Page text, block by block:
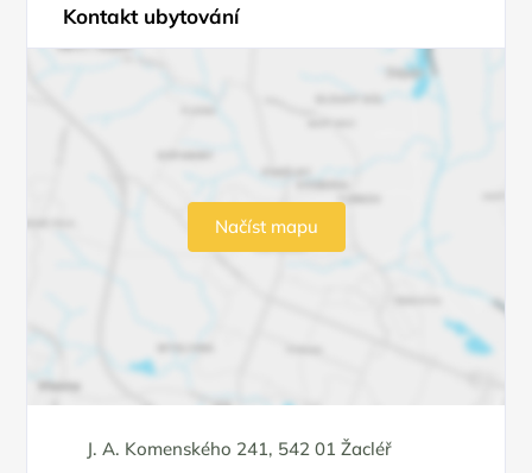
Kontakt ubytování
Načíst mapu
J. A. Komenského 241, 542 01 Žacléř